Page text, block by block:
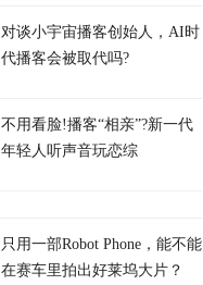
对谈小宇宙播客创始人，AI时
代播客会被取代吗?
不用看脸!播客“相亲”?新一代
年轻人听声音玩恋综
只用一部Robot Phone，能不能
在赛车里拍出好莱坞大片？